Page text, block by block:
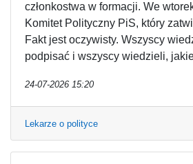
członkostwa w formacji. We
Komitet Polityczny PiS, który
Fakt jest oczywisty. Wszyscy
podpisać i wszyscy wiedzieli,
24-07-2026 15:20
Lekarze o polityce